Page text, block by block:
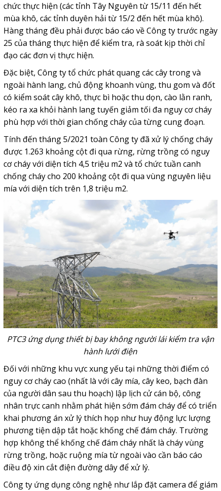
chức thực hiện (các tỉnh Tây Nguyên từ 15/11 đến hết
mùa khô, các tỉnh duyên hải từ 15/2 đến hết mùa khô).
Hàng tháng đều phải được báo cáo về Công ty trước ngày
25 của tháng thực hiện để kiểm tra, rà soát kịp thời chỉ
đạo các đơn vị thực hiện.
Đặc biệt, Công ty tổ chức phát quang các cây trong và
ngoài hành lang, chủ động khoanh vùng, thu gom và đốt
có kiểm soát cây khô, thực bì hoặc thu dọn, cào lằn ranh,
kéo ra xa khỏi hành lang tuyến giảm tối đa nguy cơ cháy
phù hợp với thời gian chống cháy của từng cung đoạn.
Tính đến tháng 5/2021 toàn Công ty đã xử lý chống cháy
được 1.263 khoảng cột đi qua rừng, rừng trồng có nguy
cơ cháy với diện tích 4,5 triệu m2 và tổ chức tuần canh
chống cháy cho 200 khoảng cột đi qua vùng nguyên liệu
mía với diện tích trên 1,8 triệu m2.
PTC3 ứng dụng thiết bị bay không người lái kiểm tra vận
hành lưới điện
Đối với những khu vực xung yếu tại những thời điểm có
nguy cơ cháy cao (nhất là với cây mía, cây keo, bạch đàn
của người dân sau thu hoạch) lập lịch cử cán bộ, công
nhân trực canh nhằm phát hiện sớm đám cháy để có triển
khai phương án xử lý thích họp như huy động lực lượng
phương tiện dập tắt hoặc khống chế đám cháy. Trường
hợp không thể khống chế đám cháy nhất là cháy vùng
rừng trồng, hoặc ruộng mía từ ngoài vào cần báo cáo
điều độ xin cắt điện đường dây để xử lý.
Công ty ứng dụng công nghệ như lắp đặt camera để giám